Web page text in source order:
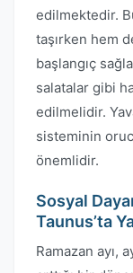
edilmektedir.
taşırken hem
başlangıç
salatalar gibi
edilmelidir.
sisteminin
önemlidir.
Sosyal
Taunus’ta
Ramazan ayı,